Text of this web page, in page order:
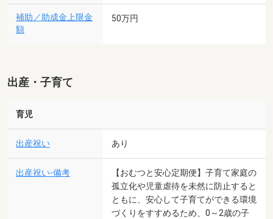
補助／助成金上限金
額
50万円
出産・子育て
育児
出産祝い あり
出産祝い-備考
【おむつと安心定期便】子育て家庭の
孤立化や児童虐待を未然に防止すると
ともに、安心して子育てができる環境
づくりをすすめるため、0～2歳の子